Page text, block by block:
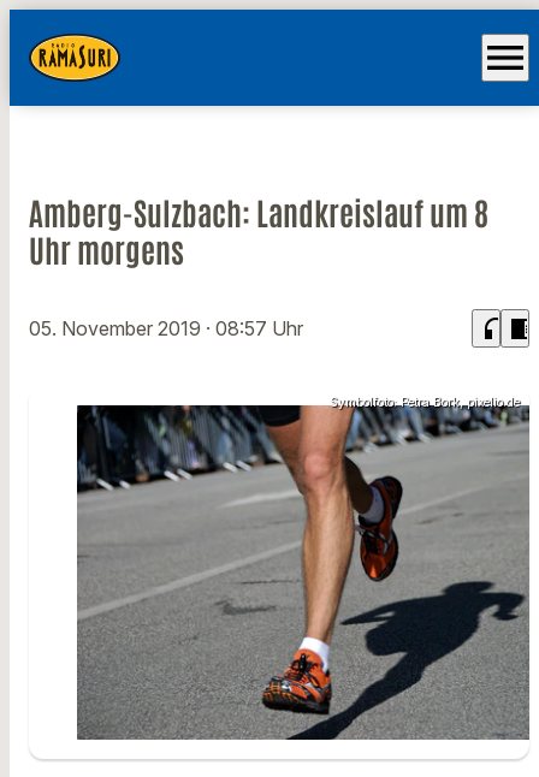
menu
Amberg-Sulzbach: Landkreislauf um 8
Uhr morgens
05. November 2019 · 08:57 Uhr headphones chrome_reader_mode
Symbolfoto: Petra Bork, pixelio.de